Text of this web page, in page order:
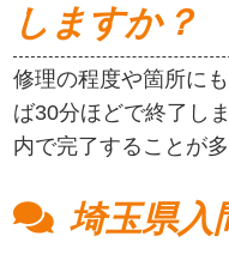
しますか？
修理の程度や箇所に
ば30分ほどで終了し
内で完了することが多
埼玉県入